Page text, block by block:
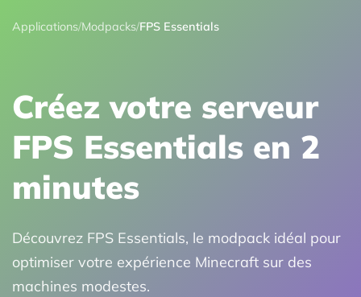
Applications/Modpacks/FPS Essentials
Créez votre serveur
FPS Essentials en 2
minutes
Découvrez FPS Essentials, le modpack idéal pour
optimiser votre expérience Minecraft sur des
machines modestes.